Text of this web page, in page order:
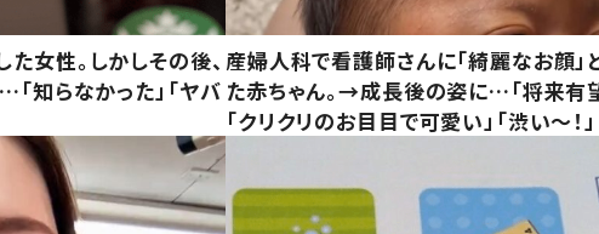
女性。しかしその後、
知らなかった」「ヤバ
産婦人科で看護師さんに「綺麗なお顔」
た赤ちゃん。→成長後の姿に…「将来有
「クリクリのお目目で可愛い」「渋い～！」